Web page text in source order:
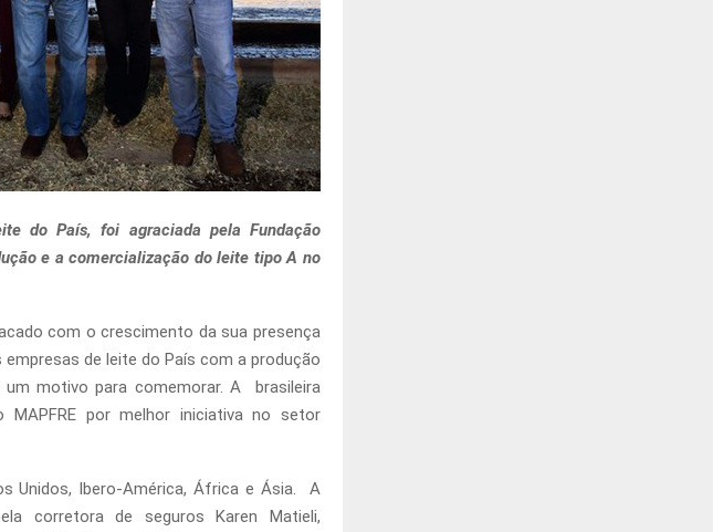
do País, foi agraciada pela Fundação
e a comercialização do leite tipo A no
com o crescimento da sua presença
de leite do País com a produção
motivo para comemorar. A brasileira
MAPFRE por melhor iniciativa no setor
Unidos, Ibero-América, África e Ásia. A
corretora de seguros Karen Matieli,